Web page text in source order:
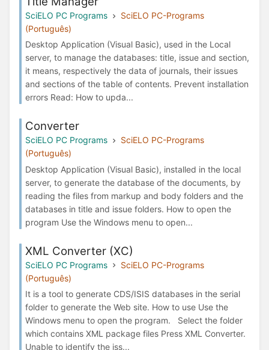
SciELO PC Programs
SciELO PC-Programs
(Português)
Desktop Application (Visual Basic), used in the Local
server, to manage the databases: title, issue and section,
it means, respectively the data of journals, their issues
and sections of the table of contents. Prevent installation
errors Read: How to upda...
Converter
SciELO PC Programs
SciELO PC-Programs
(Português)
Desktop Application (Visual Basic), installed in the local
server, to generate the database of the documents, by
reading the files from markup and body folders and the
databases in title and issue folders. How to open the
program Use the Windows menu to open...
XML Converter (XC)
SciELO PC Programs
SciELO PC-Programs
(Português)
It is a tool to generate CDS/ISIS databases in the serial
folder to generate the Web site. How to use Use the
Windows menu to open the program. Select the folder
which contains XML package files Press XML Converter.
Unable to identify the iss...